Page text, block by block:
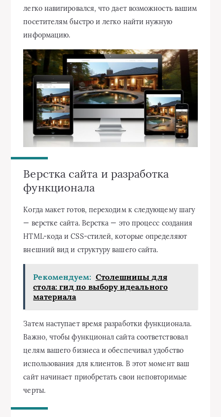
легко навигировался, что дает возможность вашим
посетителям быстро и легко найти нужную
информацию.
Верстка сайта и разработка
функционала
Когда макет готов, переходим к следующему шагу
— верстке сайта. Верстка — это процесс создания
HTML-кода и CSS-стилей, которые определяют
внешний вид и структуру вашего сайта.
Рекомендуем: Столешницы для
стола: гид по выбору идеального
материала
Затем наступает время разработки функционала.
Важно, чтобы функционал сайта соответствовал
целям вашего бизнеса и обеспечивал удобство
использования для клиентов. В этот момент ваш
сайт начинает приобретать свои неповторимые
черты.